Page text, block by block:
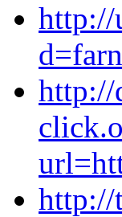
http://
http://
http://